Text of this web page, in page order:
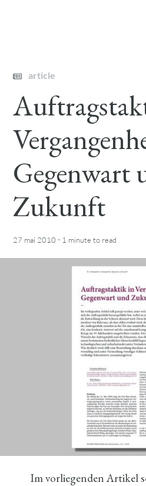
article
Gegenwart
Zukunft
27 mai 2010 · 1 minute to read
Im vorliegenden Artikel